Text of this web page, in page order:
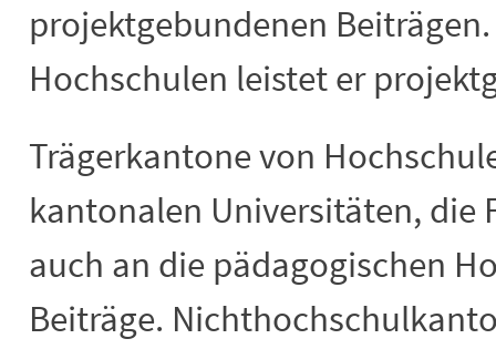
projektgebundenen
Hochschulen leistet er
Trägerkantone von
kantonalen Universitäten, die
auch an die pädagogischen
Beiträge.